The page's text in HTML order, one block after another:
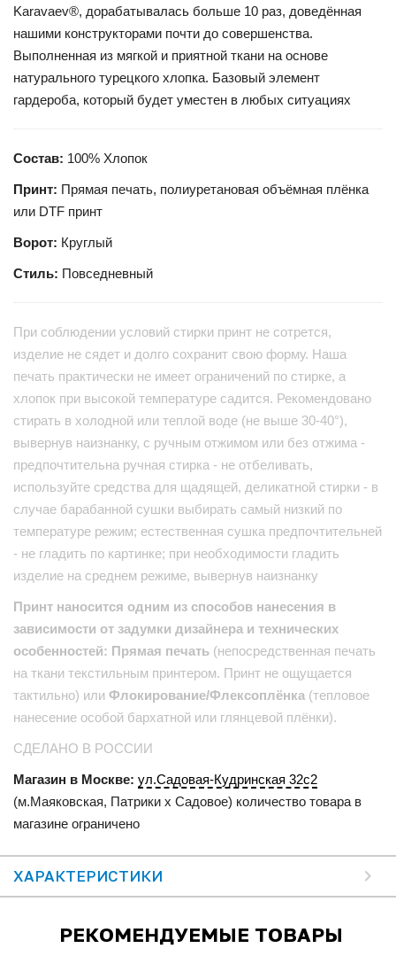
Karavaev®, дорабатывалась больше 10 раз, доведённая
нашими конструкторами почти до совершенства.
Выполненная из мягкой и приятной ткани на основе
натурального турецкого хлопка. Базовый элемент
гардероба, который будет уместен в любых ситуациях
Состав: 100% Хлопок
Принт: Прямая печать, полиуретановая объёмная плёнка
или DTF принт
Ворот: Круглый
Стиль: Повседневный
При соблюдении условий стирки принт не сотрется,
изделие не сядет и долго сохранит свою форму. Наша
печать практически не имеет ограничений по стирке, а
хлопок при высокой температуре садится. Рекомендовано
стирать в холодной или теплой воде (не выше 30-40°),
вывернув наизнанку, с ручным отжимом или без отжима -
предпочтительна ручная стирка - не отбеливать,
используйте средства для щадящей, деликатной стирки - в
случае барабанной сушки выбирать самый низкий по
температуре режим; естественная сушка предпочтительней
- не гладить по картинке; при необходимости гладить
изделие на среднем режиме, вывернув наизнанку
Принт наносится одним из способов нанесения в
зависимости от задумки дизайнера и технических
особенностей: Прямая печать (непосредственная печать
на ткани текстильным принтером. Принт не ощущается
тактильно) или Флокирование/Флексоплёнка (тепловое
нанесение особой бархатной или глянцевой плёнки).
СДЕЛАНО В РОССИИ
Магазин в Москве: ул.Садовая-Кудринская 32с2
(м.Маяковская, Патрики x Садовое) количество товара в
магазине ограничено
ХАРАКТЕРИСТИКИ
РЕКОМЕНДУЕМЫЕ ТОВАРЫ